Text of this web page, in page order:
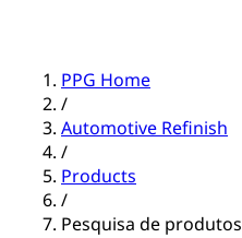
PPG Home
/
Automotive Refinish
/
Products
/
Pesquisa de produtos